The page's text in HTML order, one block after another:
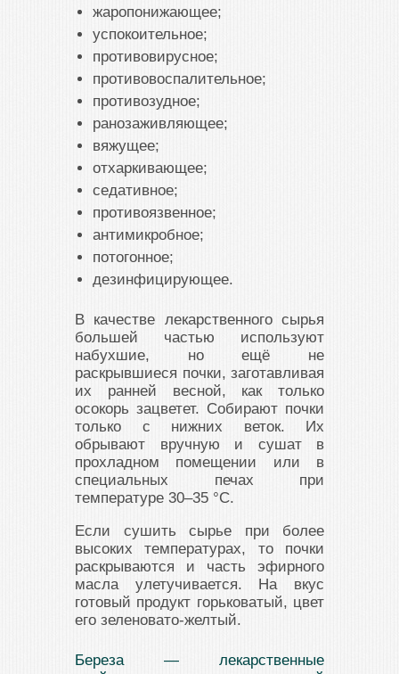
жаропонижающее;
успокоительное;
противовирусное;
противовоспалительное;
противозудное;
ранозаживляющее;
вяжущее;
отхаркивающее;
седативное;
противоязвенное;
антимикробное;
потогонное;
дезинфицирующее.
В качестве лекарственного сырья
большей частью используют
набухшие, но ещё не
раскрывшиеся почки, заготавливая
их ранней весной, как только
осокорь зацветет. Собирают почки
только с нижних веток. Их
обрывают вручную и сушат в
прохладном помещении или в
специальных печах при
температуре 30–35 °C.
Если сушить сырье при более
высоких температурах, то почки
раскрываются и часть эфирного
масла улетучивается. На вкус
готовый продукт горьковатый, цвет
его зеленовато-желтый.
Береза — лекарственные